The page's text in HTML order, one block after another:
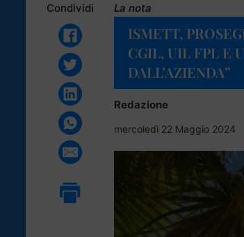
Condividi La nota
ISMETT,
CGIL, UIL FPL E
DALL’AZIENDA”
Redazione
mercoledì 22 Maggio 2024